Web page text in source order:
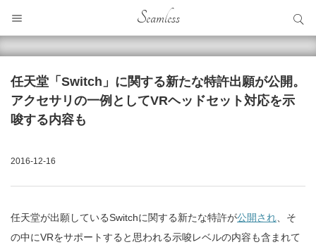
Seamless
任天堂「Switch」に関する新たな特許出願が公開。
アクセサリの一例としてVRヘッドセット対応を示
唆する内容も
2016-12-16
任天堂が出願しているSwitchに関する新たな特許が公開され 、そ
の中にVRをサポートすると思われる示唆レベルの内容も含まれて
サイト内検索